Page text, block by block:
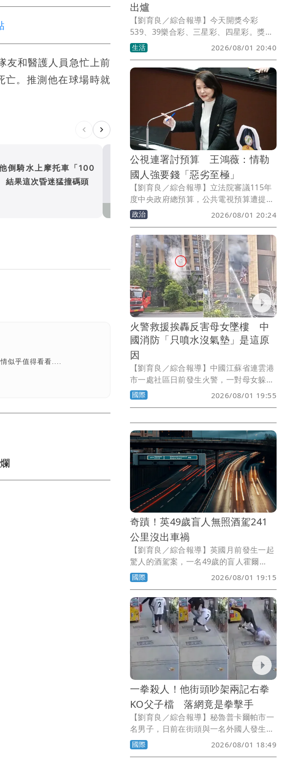
友和醫護人員急忙上前
亡。推測他在球場時就
倒騎水上摩托車「100
果這次昏迷猛撞碼頭
5月已知苯駢芘超標未通報
中聯油脂廠長陳明榮改裁羈
見
社會
似乎值得看看....
出爐
【劉育良／綜合報導】今天開獎今彩
539、39樂合彩、三星彩、四星彩。獎號
如有誤植，請以開獎單位公告為準。
生活 2026/08/01 20:40
公視連署討預算 王鴻薇：情勒
國人強要錢「惡劣至極」
【劉育良／綜合報導】立法院審議115年
度中央政府總預算，公共電視預算遭提案
凍刪逾10億元，公視、小公視及公視台語
台等發起「公視是全體國民的公視，籲請
立委勿凍刪預算」連署。國民黨立委王鴻
薇抨擊，用這種手法「強要」國家預算，
惡劣至極。
政治 2026/08/01 20:24
火警救援挨轟反害母女墜樓 中
國消防「只噴水沒氣墊」是這原
因
【劉育良／綜合報導】中國江蘇省連雲港
市一處社區日前發生火警，一對母女躲在
5樓窗外避免被火焰灼燒，消防員到場營
救時沒有雲梯、沒有氣墊，只是不斷地朝
時疑似濕滑失手墜樓，3歲女兒死亡、42
歲母親命危，救援過程引發爭議。5天後
當地消防終於說明原因，強調已經盡力營
救。
國際 2026/08/01 19:55
奇蹟！英49歲盲人無照酒駕241
公里沒出車禍
【劉育良／綜合報導】英國月前發生一起
驚人的酒駕案，一名49歲的盲人霍爾
（Anthony Hall），酒後偷開伴侶的汽車
出門，憑藉著跟隨大卡車尾燈行駛，竟然
150英里（約241公里）都沒有出車禍。
國際 2026/08/01 19:15
一拳殺人！他街頭吵架兩記右拳
KO父子檔 落網竟是拳擊手
【劉育良／綜合報導】秘魯普卡爾帕市一
名男子，日前在街頭與一名外國人發生爭
執，上前斥罵對方時，被一記右拳朝臉部
重擊，倒地後當場死亡。男子的父親見兒
國際 2026/08/01 18:49